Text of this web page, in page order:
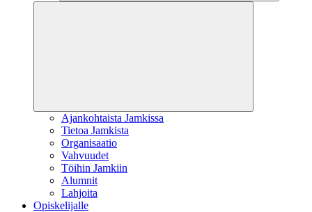
Ajankohtaista Jamkissa
Tietoa Jamkista
Organisaatio
Vahvuudet
Töihin Jamkiin
Alumnit
Lahjoita
Opiskelijalle